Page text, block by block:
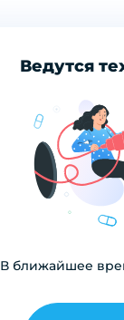
Ведутся
В ближайшее